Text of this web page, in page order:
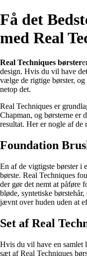
Få det
med Real
Real Techniques børster
design. Hvis du vil have
vælge de rigtige børster, og
netop det.
Real Techniques er
Chapman, og børsterne er
resultat. Her er nogle af de
Foundation
En af de vigtigste børster i
børste. Real Techniques
der gør det nemt at påføre
bløde, syntetiske
jævnt over huden uden at
Set af Real
Hvis du vil have en samlet
sæt af Real Techniques